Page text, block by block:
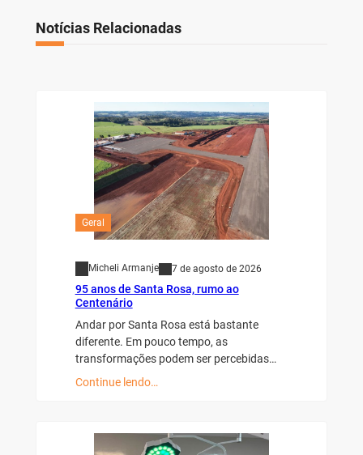
Notícias Relacionadas
Geral
Micheli Armanje 7 de agosto de 2026
95 anos de Santa Rosa, rumo ao
Centenário
Andar por Santa Rosa está bastante
diferente. Em pouco tempo, as
transformações podem ser percebidas…
Continue lendo…